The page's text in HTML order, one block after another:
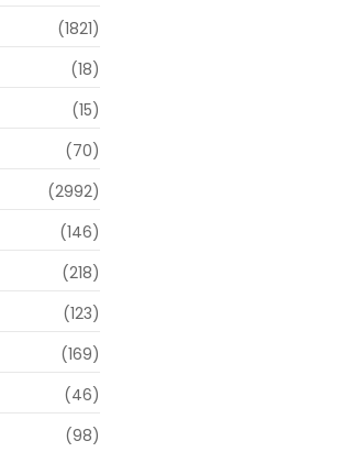
(1821)
(18)
(15)
(70)
(2992)
(146)
(218)
(123)
(169)
(46)
(98)